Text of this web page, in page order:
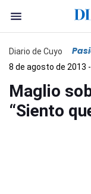
Diario de Cuyo
8 de agosto de 2013
Maglio
“Siento